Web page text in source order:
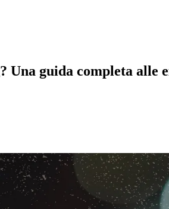
guida completa alle